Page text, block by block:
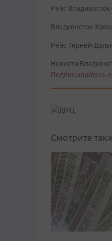
Рейс
Владивосток-
Рейс Терней-
Новости
Подписывайтесь
Смотрите